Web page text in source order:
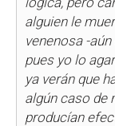
alguien le
venenosa -
pues yo lo
ya verán que
algún caso de
producían